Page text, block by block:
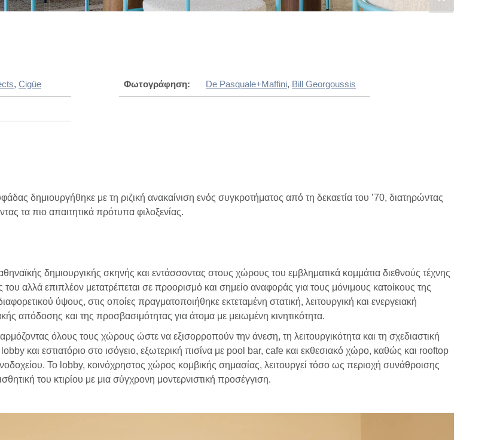
,Cigüe Φωτογράφηση: De Pasquale+Maffini, Bill Georgoussis
δημιουργήθηκε με τη ριζική ανακαίνιση ενός συγκροτήματος από τη δεκαετία του ’70, διατηρώντας
τα πιο απαιτητικά πρότυπα φιλοξενίας.
δημιουργικής σκηνής και εντάσσοντας στους χώρους του εμβληματικά κομμάτια διεθνούς τέχνης
αλλά επιπλέον μετατρέπεται σε προορισμό και σημείο αναφοράς για τους μόνιμους κατοίκους της
ύψους, στις οποίες πραγματοποιήθηκε εκτεταμένη στατική, λειτουργική και ενεργειακή
απόδοσης και της προσβασιμότητας για άτομα με μειωμένη κινητικότητα.
όλους τους χώρους ώστε να εξισορροπούν την άνεση, τη λειτουργικότητα και τη σχεδιαστική
και εστιατόριο στο ισόγειο, εξωτερική πισίνα με pool bar, cafe και εκθεσιακό χώρο, καθώς και rooftop
Το lobby, κοινόχρηστος χώρος κομβικής σημασίας, λειτουργεί τόσο ως περιοχή συνάθροισης
του κτιρίου με μια σύγχρονη μοντερνιστική προσέγγιση.